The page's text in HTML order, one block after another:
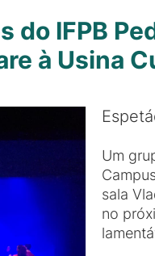
do IFPB
à Usina
Um
sala
no